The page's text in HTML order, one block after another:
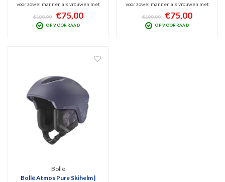
voor zowel mannen als vrouwen met
allround bescherming dankzij de
Avid Progressive EPS schuimvulling.
Voor dit segment een zeer
€100,00 €75,00
OP VOORRAAD
voor zowel mannen als vrouwen met
allround bescherming dankzij de
Avid Progressive EPS schuimvulling.
Voor dit segment een zeer
€100,00 €75,00
OP VOORRAAD
Bollé
Bollé Atmos Pure Skihelm |